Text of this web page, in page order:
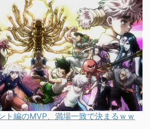
ト編のMVP、満場一致で決まるｗｗ